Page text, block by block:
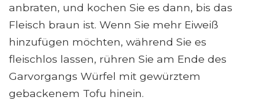
anbraten, und kochen Sie es dann, bis das
Fleisch braun ist. Wenn Sie mehr Eiweiß
hinzufügen möchten, während Sie es
fleischlos lassen, rühren Sie am Ende des
Garvorgangs Würfel mit gewürztem
gebackenem Tofu hinein.